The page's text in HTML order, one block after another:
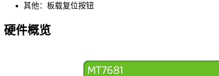
其他：板载复位按钮
硬件概览